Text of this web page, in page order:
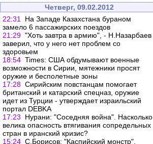
Четверг, 09.02.2012
22:31
На Западе Казахстана бураном
замело 6 пассажирских поездов
21:29 "Хоть завтра в армию", - Н.Назарбаев
заверил, что у него нет проблем со
здоровьем
18:54 Times: США обдумывают военные
возможности в Сирии, мятежники просят
оружие и бесполетные зоны
17:28 Сирийским повстанцам помогает
британский и катарский спецназ, оружие
идет из Турции - утверждает израильский
портал DEBKA
17:23
Нурани: "Соседняя война". Насколько
велика опасность втягивания сопредельных
стран в иранский кризис?
15:24 С.Борисов: "Каспийский монстр".